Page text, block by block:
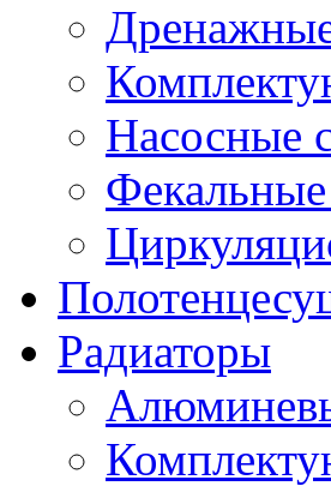
Насосные
Радиаторы